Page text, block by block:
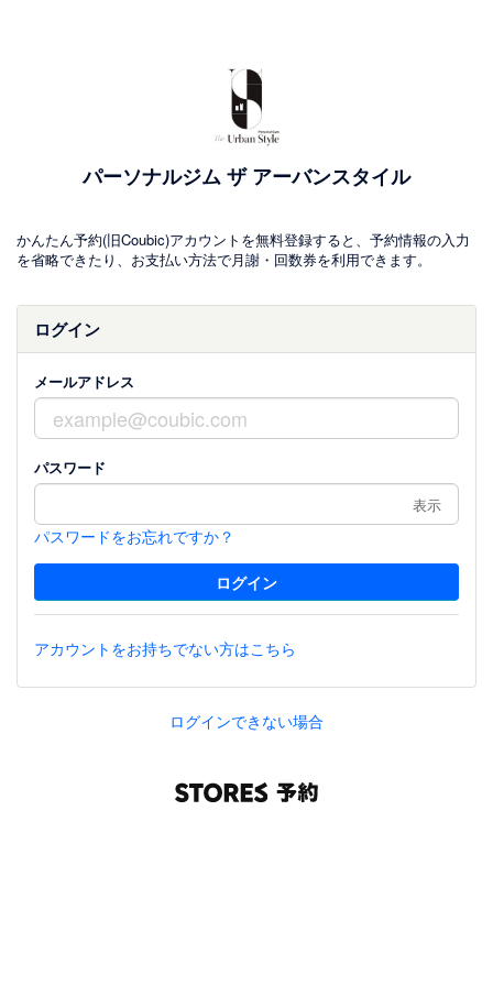
パーソナルジム ザ アーバンスタイル
かんたん予約(旧Coubic)アカウントを無料登録すると、予約情報の入力
を省略できたり、お支払い方法で月謝・回数券を利用できます。
ログイン
メールアドレス
パスワード
表示
パスワードをお忘れですか？
アカウントをお持ちでない方はこちら
ログインできない場合